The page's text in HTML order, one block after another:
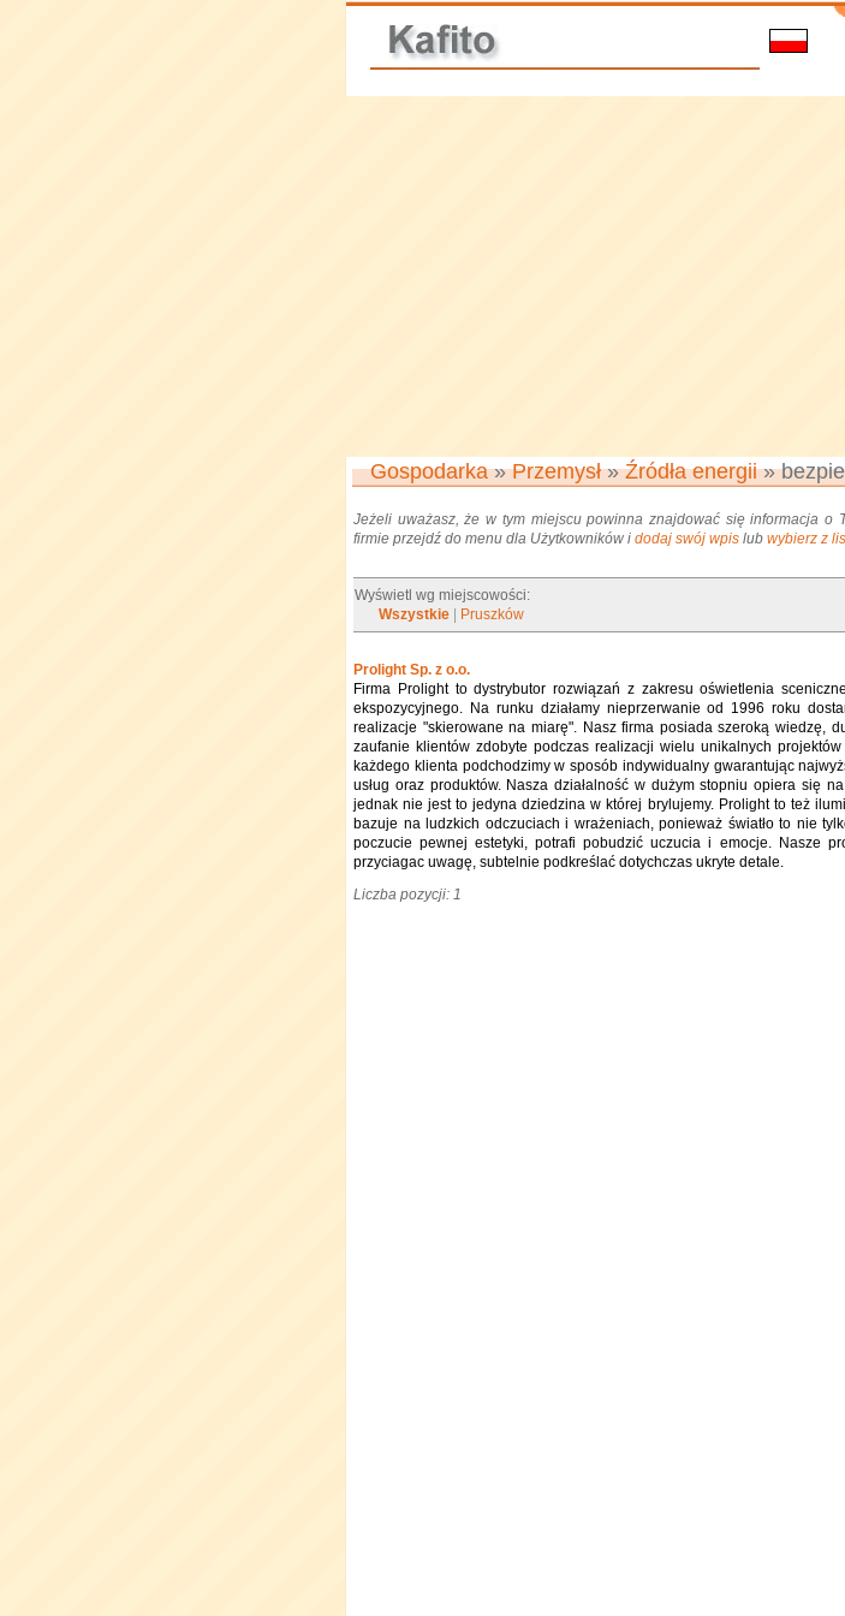
Gospodarka»Przemysł»Źródła energii»
Jeżeli uważasz, że w tym miejscu powinna znajdować się informacja o
firmie przejdź do menu dla Użytkowników i dodaj swój wpis lub wybierz z
Wyświetl wg miejscowości:
Wszystkie
Pruszków
Prolight Sp. z o.o.
Firma Prolight to dystrybutor rozwiązań z zakresu oświetlenia
ekspozycyjnego. Na runku działamy nieprzerwanie od 1996 roku
realizacje "skierowane na miarę". Nasz firma posiada szeroką wiedzę,
zaufanie klientów zdobyte podczas realizacji wielu unikalnych
każdego klienta podchodzimy w sposób indywidualny gwarantując
usług oraz produktów. Nasza działalność w dużym stopniu opiera się
jednak nie jest to jedyna dziedzina w której brylujemy. Prolight to też
bazuje na ludzkich odczuciach i wrażeniach, ponieważ światło to nie
poczucie pewnej estetyki, potrafi pobudzić uczucia i emocje. Nasze
przyciagac uwagę, subtelnie podkreślać dotychczas ukryte detale.
Liczba pozycji: 1